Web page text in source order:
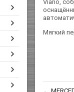
Viano,
Мягкий